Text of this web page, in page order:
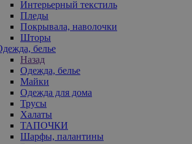
Интерьерный текстиль
Пледы
Покрывала, наволочки
Шторы
белье
Назад
Одежда, белье
Майки
Одежда для дома
Трусы
Халаты
ТАПОЧКИ
Шарфы, палантины